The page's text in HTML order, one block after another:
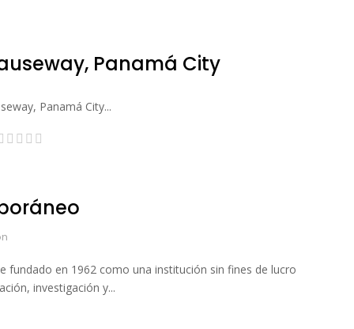
Panamá City
Panamá City...
fundado en 1962 como una institución sin fines de lucro
investigación y...